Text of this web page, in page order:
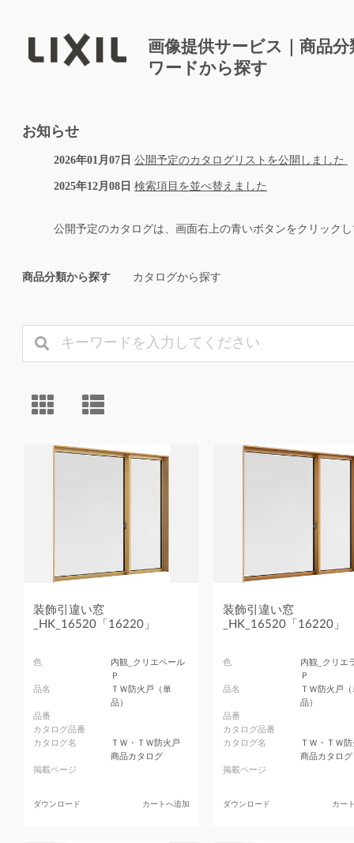
画像提供サービス｜商品分
ワードから探す
お知らせ
2026年01月07日 公開予定のカタログリストを公開しました
2025年12月08日 検索項目を並べ替えました
公開予定のカタログは、画面右上の青いボタンをクリック
商品分類から探す カタログから探す
装飾引違い窓
_HK_16520「16220」
色
内観_クリエペール
Ｐ
品名
ＴＷ防火戸（単
品）
品番
カタログ品番
カタログ名
ＴＷ・ＴＷ防火戸
商品カタログ
掲載ページ
ダウンロード カートへ追加
装飾引違い窓
_HK_16520「16220」
色
内観_クリエ
Ｐ
品名
ＴＷ防火戸
品）
品番
カタログ品番
カタログ名
ＴＷ・ＴＷ
商品カタログ
掲載ページ
ダウンロード カー